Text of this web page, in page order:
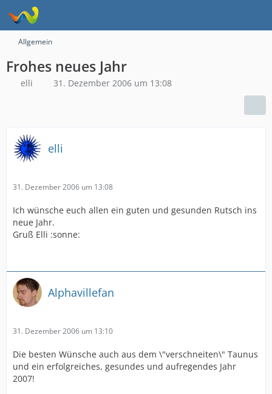
Allgemein
Frohes neues Jahr
elli 31. Dezember 2006 um 13:08
elli
31. Dezember 2006 um 13:08
Ich wünsche euch allen ein guten und gesunden Rutsch ins
neue Jahr.
Gruß Elli :sonne:
Alphavillefan
31. Dezember 2006 um 13:10
Die besten Wünsche auch aus dem \"verschneiten\" Taunus
und ein erfolgreiches, gesundes und aufregendes Jahr
2007!